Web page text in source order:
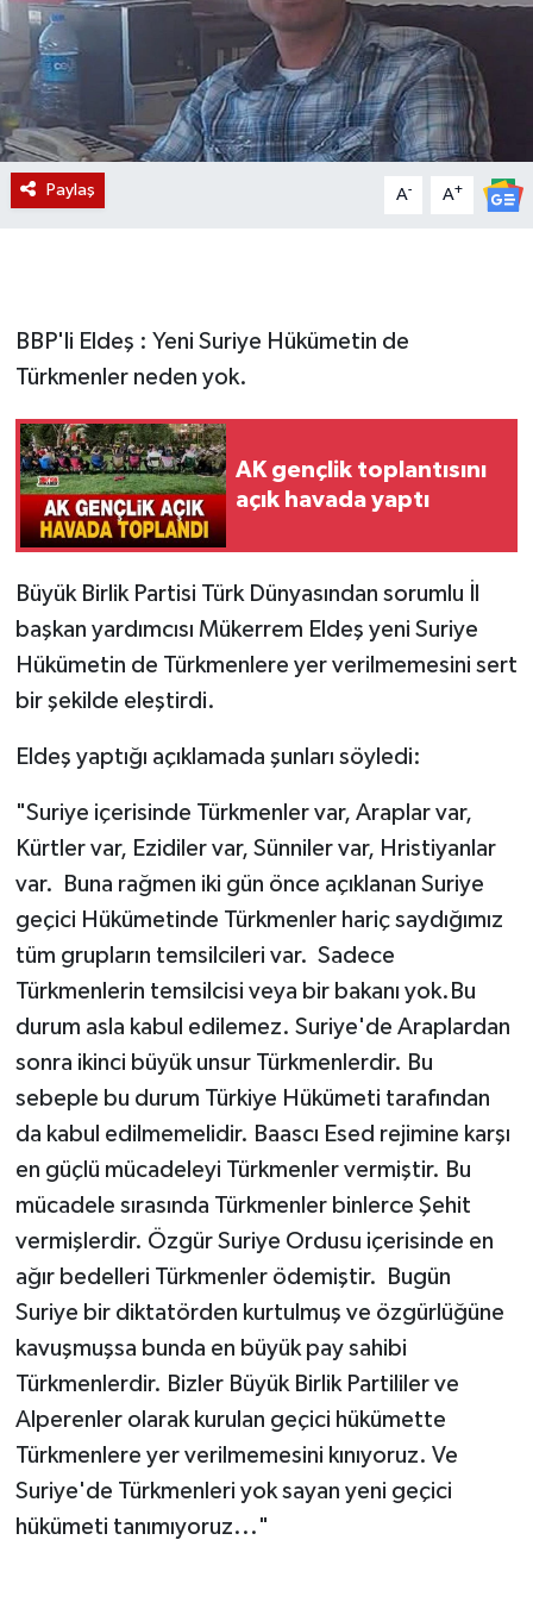
Paylaş A- A+
BBP'li Eldeş : Yeni Suriye Hükümetin de
Türkmenler neden yok.
AK gençlik toplantısını
açık havada yaptı
Büyük Birlik Partisi Türk Dünyasından sorumlu İl
başkan yardımcısı Mükerrem Eldeş yeni Suriye
Hükümetin de Türkmenlere yer verilmemesini sert
bir şekilde eleştirdi.
Eldeş yaptığı açıklamada şunları söyledi:
"Suriye içerisinde Türkmenler var, Araplar var,
Kürtler var, Ezidiler var, Sünniler var, Hristiyanlar
var. Buna rağmen iki gün önce açıklanan Suriye
geçici Hükümetinde Türkmenler hariç saydığımız
tüm grupların temsilcileri var. Sadece
Türkmenlerin temsilcisi veya bir bakanı yok.Bu
durum asla kabul edilemez. Suriye'de Araplardan
sonra ikinci büyük unsur Türkmenlerdir. Bu
sebeple bu durum Türkiye Hükümeti tarafından
da kabul edilmemelidir. Baascı Esed rejimine karşı
en güçlü mücadeleyi Türkmenler vermiştir. Bu
mücadele sırasında Türkmenler binlerce Şehit
vermişlerdir. Özgür Suriye Ordusu içerisinde en
ağır bedelleri Türkmenler ödemiştir. Bugün
Suriye bir diktatörden kurtulmuş ve özgürlüğüne
kavuşmuşsa bunda en büyük pay sahibi
Türkmenlerdir. Bizler Büyük Birlik Partililer ve
Alperenler olarak kurulan geçici hükümette
Türkmenlere yer verilmemesini kınıyoruz. Ve
Suriye'de Türkmenleri yok sayan yeni geçici
hükümeti tanımıyoruz..."